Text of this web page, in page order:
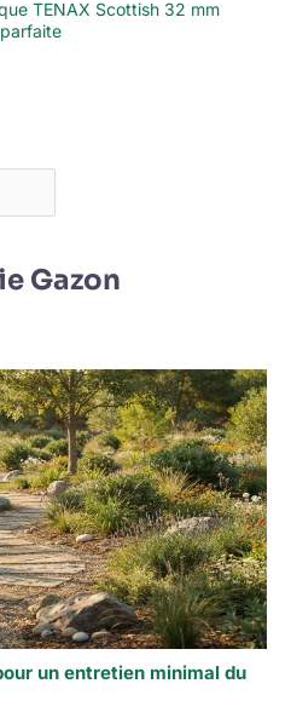
TENAX Scottish 32 mm
Gazon
un entretien minimal du